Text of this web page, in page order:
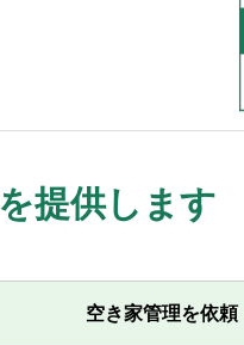
を提供します
空き家管理を依